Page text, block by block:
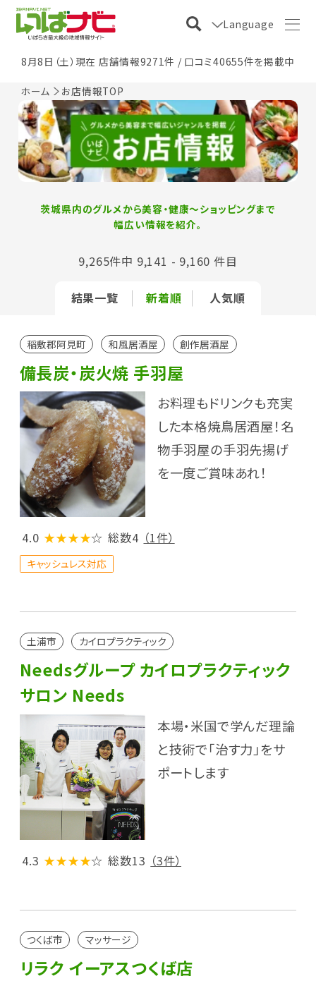
Language
8月8日（土）現在 店舗情報9271件 / 口コミ40655件を掲載中
ホーム お店情報TOP
茨城県内のグルメから美容・健康〜ショッピングまで
幅広い情報を紹介。
結果一覧 新着順 人気順
9,265件中 9,141 - 9,160 件目
稲敷郡阿見町 和風居酒屋 創作居酒屋
備長炭・炭火焼 手羽屋
お料理もドリンクも充実
した本格焼鳥居酒屋！名
物手羽屋の手羽先揚げ
を一度ご賞味あれ！
4.0 ★★★★☆ 総数4 （1件）
キャッシュレス対応
土浦市 カイロプラクティック
Needsグループ カイロプラクティック
サロン Needs
本場・米国で学んだ理論
と技術で「治す力」をサ
ポートします
4.3 ★★★★☆ 総数13 （3件）
つくば市 マッサージ
リラク イーアスつくば店